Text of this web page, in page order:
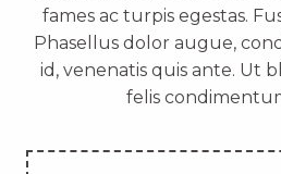
fames ac turpis egestas.
Phasellus dolor augue,
id, venenatis quis ante. Ut
felis